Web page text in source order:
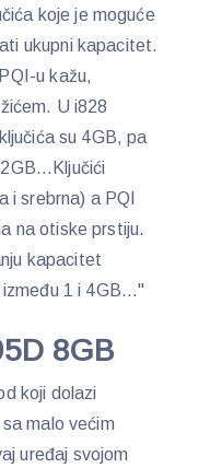
koje je moguće
ukupni kapacitet.
u kažu,
U i828
su 4GB, pa
i srebrna) a PQI
na otiske prstiju.
kapacitet
između 1 i 4GB…"
8GB
koji dolazi
malo većim
uređaj svojom